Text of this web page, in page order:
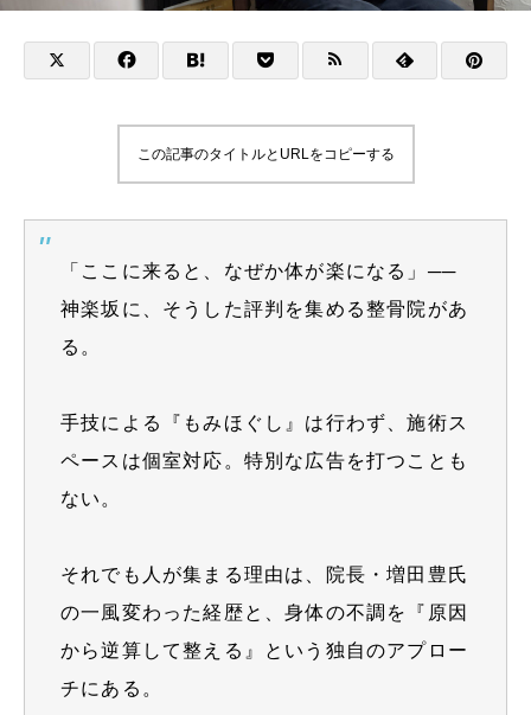
この記事のタイトルとURLをコピーする
「ここに来ると、なぜか体が楽になる」──
神楽坂に、そうした評判を集める整骨院があ
る。
手技による『もみほぐし』は行わず、施術ス
ペースは個室対応。特別な広告を打つことも
ない。
それでも人が集まる理由は、院長・増田豊氏
の一風変わった経歴と、身体の不調を『原因
から逆算して整える』という独自のアプロー
チにある。